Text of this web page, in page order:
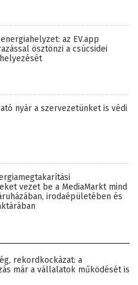
az EV.app
ösztönzi a csúcsidei
nyár a szervezetünket is védi
vezet be a MediaMarkt mind
irodaépületében és
rekordkockázat: a
már a vállalatok működését is